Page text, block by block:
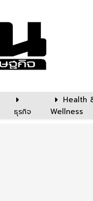
ธุรกิจ
Health
Wellness